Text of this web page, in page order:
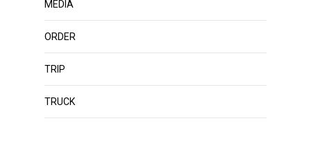
MEDIA
ORDER
TRIP
TRUCK